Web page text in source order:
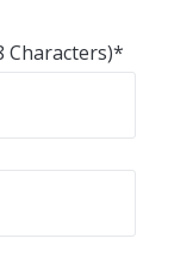
Characters)*